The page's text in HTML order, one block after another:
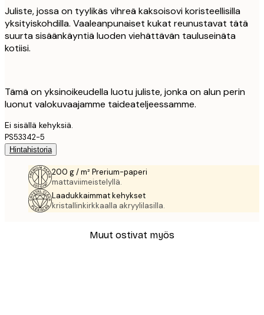
Juliste, jossa on tyylikäs vihreä kaksoisovi koristeellisilla
yksityiskohdilla. Vaaleanpunaiset kukat reunustavat tätä
suurta sisäänkäyntiä luoden viehättävän tauluseinäta
kotiisi.
Tämä on yksinoikeudella luotu juliste, jonka on alun perin
luonut valokuvaajamme taideateljeessamme.
Ei sisällä kehyksiä.
PS53342-5
Hintahistoria
200 g / m² Prerium-paperi
mattaviimeistelyllä.
Laadukkaimmat kehykset
kristallinkirkkaalla akryylilasilla.
Muut ostivat myös